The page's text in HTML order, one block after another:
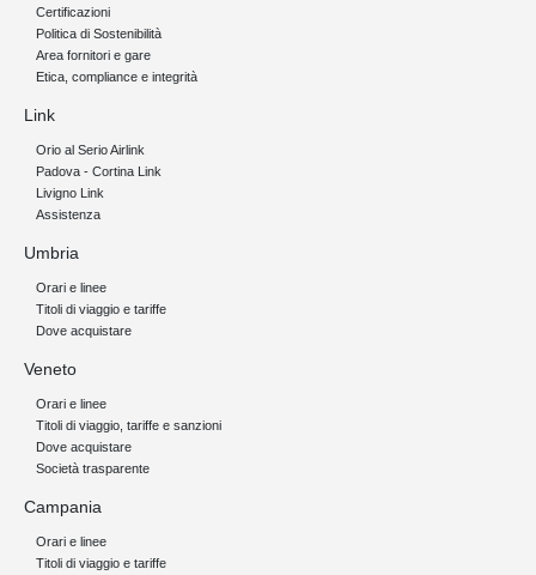
Certificazioni
Politica di Sostenibilità
Area fornitori e gare
Etica, compliance e integrità
Link
Orio al Serio Airlink
Padova - Cortina Link
Livigno Link
Assistenza
Umbria
Orari e linee
Titoli di viaggio e tariffe
Dove acquistare
Veneto
Orari e linee
Titoli di viaggio, tariffe e sanzioni
Dove acquistare
Società trasparente
Campania
Orari e linee
Titoli di viaggio e tariffe